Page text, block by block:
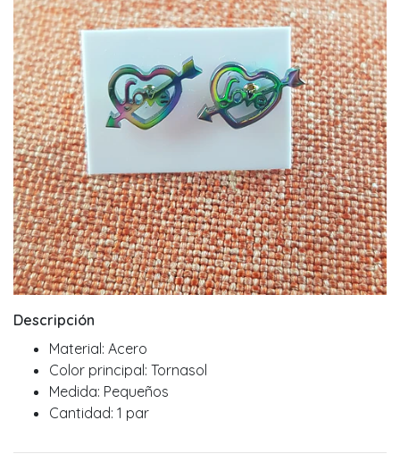
Descripción
Material: Acero
Color principal: Tornasol
Medida: Pequeños
Cantidad: 1 par